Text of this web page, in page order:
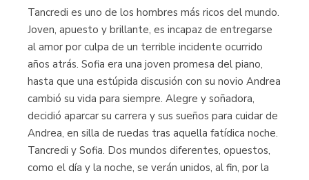
Tancredi es uno de los hombres más ricos del mundo.
Joven, apuesto y brillante, es incapaz de entregarse
al amor por culpa de un terrible incidente ocurrido
años atrás. Sofia era una joven promesa del piano,
hasta que una estúpida discusión con su novio Andrea
cambió su vida para siempre. Alegre y soñadora,
decidió aparcar su carrera y sus sueños para cuidar de
Andrea, en silla de ruedas tras aquella fatídica noche.
Tancredi y Sofia. Dos mundos diferentes, opuestos,
como el día y la noche, se verán unidos, al fin, por la